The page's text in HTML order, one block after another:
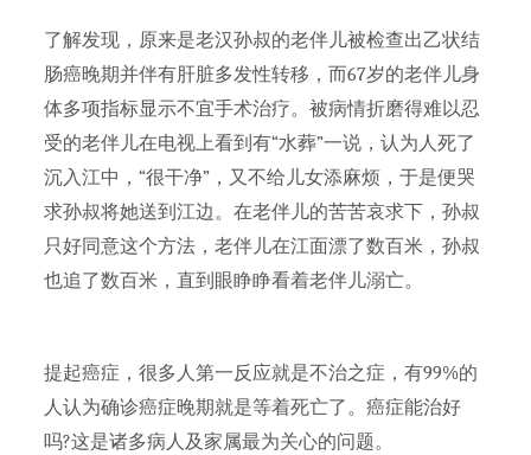
了解发现，原来是老汉孙叔的老伴儿被检查出乙状结
肠癌晚期并伴有肝脏多发性转移，而67岁的老伴儿身
体多项指标显示不宜手术治疗。被病情折磨得难以忍
受的老伴儿在电视上看到有“水葬”一说，认为人死了
沉入江中，“很干净”，又不给儿女添麻烦，于是便哭
求孙叔将她送到江边。在老伴儿的苦苦哀求下，孙叔
只好同意这个方法，老伴儿在江面漂了数百米，孙叔
也追了数百米，直到眼睁睁看着老伴儿溺亡。
提起癌症，很多人第一反应就是不治之症，有99%的
人认为确诊癌症晚期就是等着死亡了。癌症能治好
吗?这是诸多病人及家属最为关心的问题。